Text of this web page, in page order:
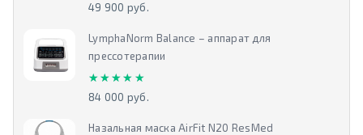
49 900 руб.
LymphaNorm Balance – аппарат для
прессотерапии
★★★★★
★★★★★
84 000 руб.
Назальная маска AirFit N20 ResMed